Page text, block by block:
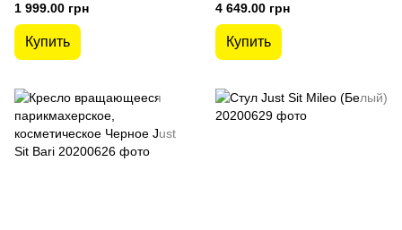
1 999.00 грн
Купить
4 649.00 грн
Купить